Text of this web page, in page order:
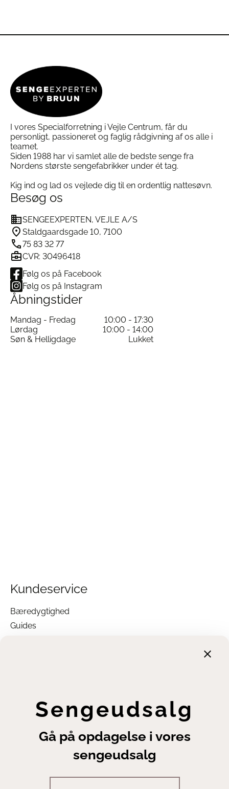
Sengeudsalg
Gå på opdagelse i vores
sengeudsalg
I vores Specialforretning i Vejle Centrum, får du
personligt, passioneret og faglig rådgivning af os alle i
teamet.
Siden 1988 har vi samlet alle de bedste senge fra
Nordens største sengefabrikker under ét tag.
Kig ind og lad os vejlede dig til en ordentlig nattesøvn.
Besøg os
SENGEEXPERTEN, VEJLE A/S
Staldgaardsgade 10, 7100
75 83 32 77
CVR: 30496418
Følg os på Facebook
Følg os på Instagram
Åbningstider
Mandag - Fredag
10:00 - 17:30
Lørdag
10:00 - 14:00
Søn & Helligdage
Lukket
Kundeservice
Bæredygtighed
Guides
Fortrydelsesret
Cookie- og privatlivsindstillinger